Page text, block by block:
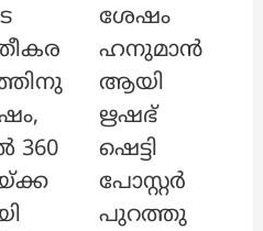
ശേഷം
ഹനുമാൻ
ആയി
ഋഷഭ്
ഷെട്ടി
പോസ്റ്റർ
പുറത്തു